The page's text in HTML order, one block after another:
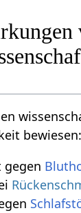
bewiesen:
gegen